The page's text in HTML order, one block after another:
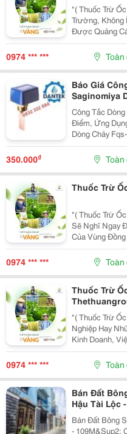
"( Thuốc Trừ
Trường, Không
Được Quảng
Hợp Cho Cây
Sự Khẳng
0974 *** *** Toàn
Báo Giá
Saginomiya
Tại Bến Tre
Công Tắc
Điểm, Ứng Dụng
Dòng Chảy
Lưu Lượng
Thống Nước
Đường Ống...
350.000₫ Toàn
Thuốc Trừ
"( Thuốc Trừ
Sẽ Nghĩ Ngay
Của Vùng
Vực Có Điều
Nhưng Đồng
0974 *** *** Toàn
Thuốc Trừ
"( Thuốc Trừ
Nghiệp Hay
Kinh Doanh,
Là Yếu Tố
Đến Giá
Năng...
0974 *** *** Toàn
Bán Đất
Hậu Tài Lộc
Bán Đất Bông
- 109M&Sup2;